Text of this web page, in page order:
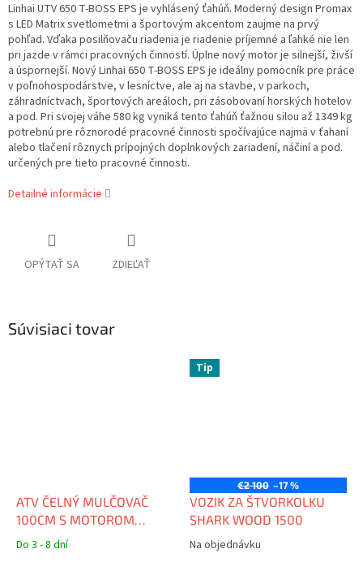
Linhai UTV 650 T-BOSS EPS je vyhlásený ťahúň. Moderný design Promax
s LED Matrix svetlometmi a športovým akcentom zaujme na prvý
pohľad. Vďaka posilňovaču riadenia je riadenie príjemné a ľahké nie len
pri jazde v rámci pracovných činností. Úplne nový motor je silnejší, živší
a úspornejší. Nový Linhai 650 T-BOSS EPS je ideálny pomocník pre práce
v poľnohospodárstve, v lesníctve, ale aj na stavbe, v parkoch,
záhradníctvach, športových areáloch, pri zásobovaní horských hotelov
a pod. Pri svojej váhe 580 kg vyniká tento ťahúň ťažnou silou až 1349 kg
potrebnú pre rôznorodé pracovné činnosti spočívajúce najmä v ťahaní
alebo tlačení rôznych prípojných doplnkových zariadení, náčiní a pod.
určených pre tieto pracovné činnosti.
Detailné informácie
OPÝTAŤ SA ZDIEĽAŤ
Súvisiaci tovar
ATV ČELNÝ MULČOVAČ
100CM S MOTOROM
HONDA GX 270
Priemerné
Do 3 - 8 dní
Tip
€2 100 –17 %
VOZIK ZA ŠTVORKOLKU
SHARK WOOD 1500
Priemerné
Na objednávku